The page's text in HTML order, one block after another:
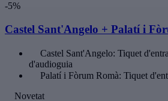
-5%
Castel Sant'Angelo + Palatí i
Castel Sant'Angelo: Tiquet
d'audioguia
Palatí i Fòrum Romà: Tiquet
Novetat